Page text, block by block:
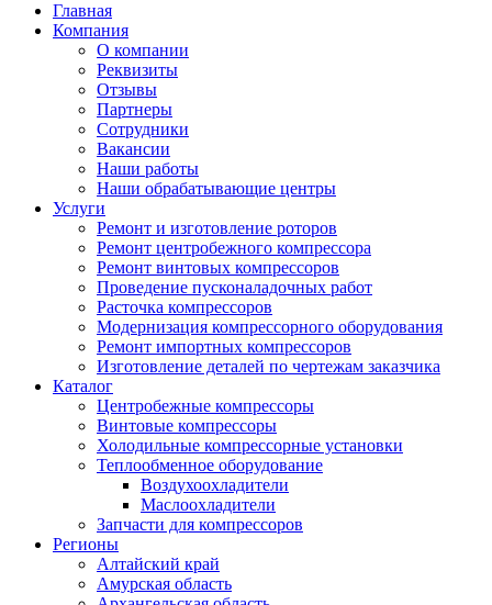
Главная
Компания
О компании
Реквизиты
Отзывы
Партнеры
Сотрудники
Вакансии
Наши работы
Наши обрабатывающие центры
Услуги
Ремонт и изготовление роторов
Ремонт центробежного компрессора
Ремонт винтовых компрессоров
Проведение пусконаладочных работ
Расточка компрессоров
Модернизация компрессорного оборудования
Ремонт импортных компрессоров
Изготовление деталей по чертежам заказчика
Каталог
Центробежные компрессоры
Винтовые компрессоры
Холодильные компрессорные установки
Теплообменное оборудование
Воздухоохладители
Маслоохладители
Запчасти для компрессоров
Регионы
Алтайский край
Амурская область